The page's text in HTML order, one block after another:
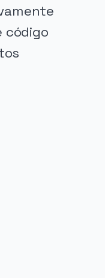
código